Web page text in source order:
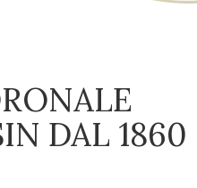
DAL 1860